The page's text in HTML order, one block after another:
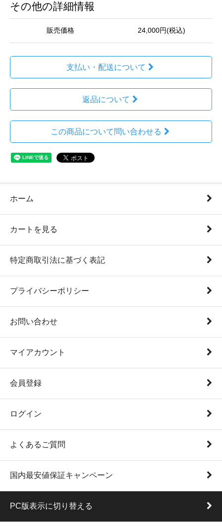
その他の詳細情報
販売価格 24,000円(税込)
支払い・配送について
返品について
この商品について問い合わせる
ホーム
カートを見る
特定商取引法に基づく表記
プライバシーポリシー
お問い合わせ
マイアカウント
会員登録
ログイン
よくあるご質問
国内最安値保証キャンペーン
PC版表示に切り替える